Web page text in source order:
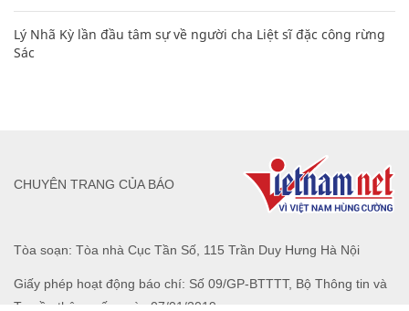
Lý Nhã Kỳ lần đầu tâm sự về người cha Liệt sĩ đặc công rừng
Sác
Tòa soạn: Tòa nhà Cục Tần Số, 115 Trần Duy Hưng Hà Nội
Giấy phép hoạt động báo chí: Số 09/GP-BTTTT, Bộ Thông tin và
Truyền thông cấp ngày 07/01/2019.
CHUYÊN TRANG CỦA BÁO